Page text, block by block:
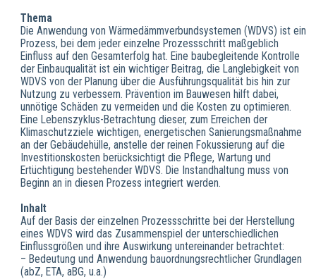
Thema
Die Anwendung von Wärmedämmverbundsystemen (WDVS) ist ein
Prozess, bei dem jeder einzelne Prozessschritt maßgeblich
Einfluss auf den Gesamterfolg hat. Eine baubegleitende Kontrolle
der Einbauqualität ist ein wichtiger Beitrag, die Langlebigkeit von
WDVS von der Planung über die Ausführungsqualität bis hin zur
Nutzung zu verbessern. Prävention im Bauwesen hilft dabei,
unnötige Schäden zu vermeiden und die Kosten zu optimieren.
Eine Lebenszyklus-Betrachtung dieser, zum Erreichen der
Klimaschutzziele wichtigen, energetischen Sanierungsmaßnahme
an der Gebäudehülle, anstelle der reinen Fokussierung auf die
Investitionskosten berücksichtigt die Pflege, Wartung und
Ertüchtigung bestehender WDVS. Die Instandhaltung muss von
Beginn an in diesen Prozess integriert werden.
Inhalt
Auf der Basis der einzelnen Prozessschritte bei der Herstellung
eines WDVS wird das Zusammenspiel der unterschiedlichen
Einflussgrößen und ihre Auswirkung untereinander betrachtet:
– Bedeutung und Anwendung bauordnungsrechtlicher Grundlagen
(abZ, ETA, aBG, u.a.)